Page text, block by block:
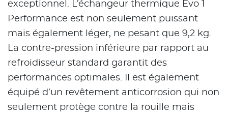
exceptionnel. L’échangeur thermique Evo 1
Performance est non seulement puissant
mais également léger, ne pesant que 9,2 kg.
La contre-pression inférieure par rapport au
refroidisseur standard garantit des
performances optimales. Il est également
équipé d’un revêtement anticorrosion qui non
seulement protège contre la rouille mais